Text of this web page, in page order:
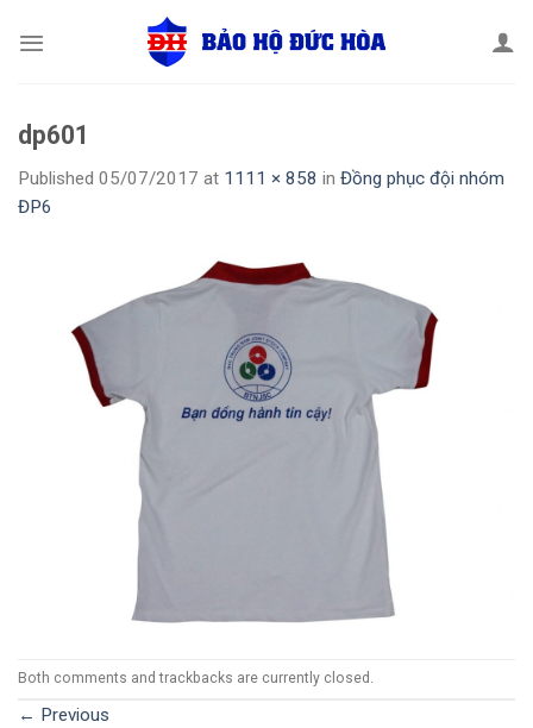
dp601
Published 05/07/2017 at 1111 × 858 in Đồng phục đội nhóm
ĐP6
Both comments and trackbacks are currently closed.
← Previous